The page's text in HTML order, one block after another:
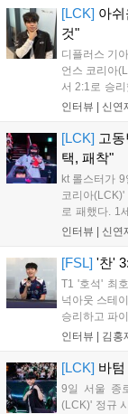
로 깔끔한 마
[LCK] 아
것"
디플러스 기
언스 코리아
서 2:1로 승
을 거뒀다.
인터뷰 | 신연
[LCK] 고
택, 패착"
kt 롤스터가
코리아
로 패했다. 1
중심으로 게
인터뷰 | 신연
[FSL] '찬'
T1 '호석' 최
넉아웃 스테
승리하고 파
가 강하지만,
인터뷰 | 김홍
[LCK] 바
9일 서울 종
(LCK)' 정규